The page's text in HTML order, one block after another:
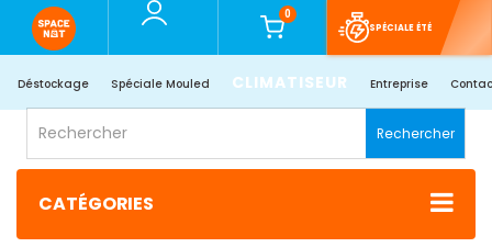
0
SPÉCIALE ÉTÉ
Déstockage Spéciale Mouled CLIMATISEUR Entreprise
Rechercher
CATÉGORIES